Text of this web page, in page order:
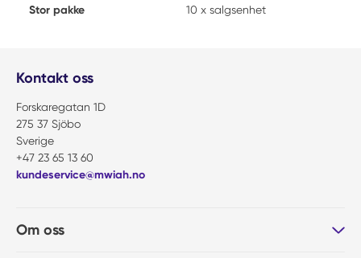
Stor pakke 10 x salgsenhet
Kontakt oss
Forskaregatan 1D
275 37 Sjöbo
Sverige
+47 23 65 13 60
kundeservice@mwiah.no
Om oss